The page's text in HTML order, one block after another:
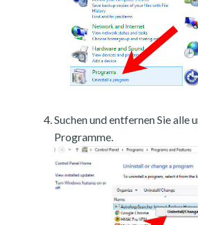
Suchen und entfernen Sie alle
Programme.